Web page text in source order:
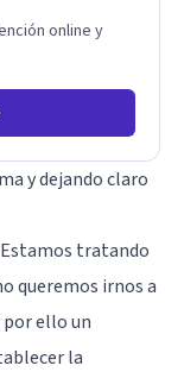
online y
y dejando claro
tratando
queremos irnos a
por ello un
la